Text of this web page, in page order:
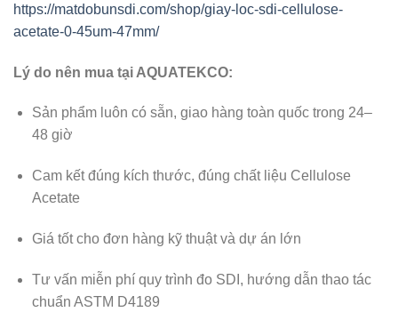
https://matdobunsdi.com/shop/giay-loc-sdi-cellulose-
acetate-0-45um-47mm/
Lý do nên mua tại AQUATEKCO:
Sản phẩm luôn có sẵn, giao hàng toàn quốc trong 24–
48 giờ
Cam kết đúng kích thước, đúng chất liệu Cellulose
Acetate
Giá tốt cho đơn hàng kỹ thuật và dự án lớn
Tư vấn miễn phí quy trình đo SDI, hướng dẫn thao tác
chuẩn ASTM D4189